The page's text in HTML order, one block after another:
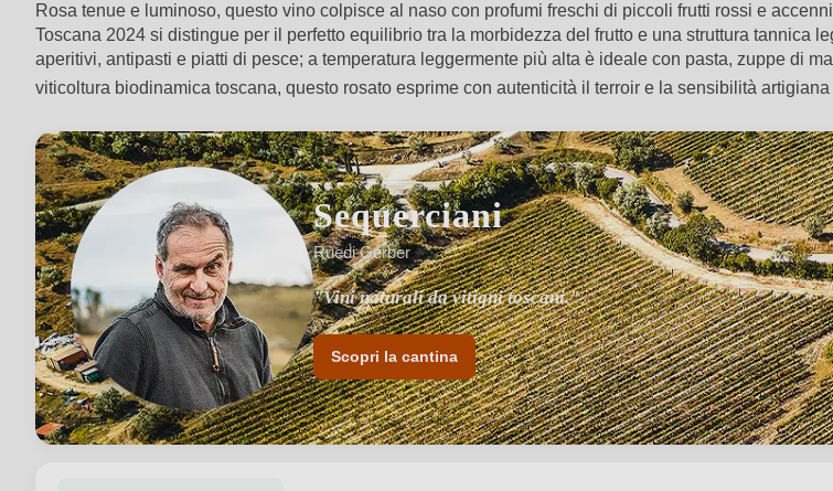
Rosa tenue e luminoso, questo vino colpisce al naso con profumi freschi di piccoli frutti rossi e
Toscana 2024 si distingue per il perfetto equilibrio tra la morbidezza del frutto e una struttura tannica
aperitivi, antipasti e piatti di pesce; a temperatura leggermente più alta è ideale con pasta, zuppe di
viticoltura biodinamica toscana, questo rosato esprime con autenticità il terroir e la sensibilità
Sequerciani
Ruedi Gerber
"Vini naturali da vitigni toscani."
Scopri la cantina